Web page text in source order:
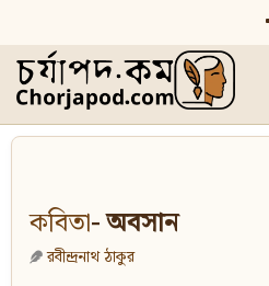
কবিতা- অবসান
রবীন্দ্রনাথ ঠাকুর